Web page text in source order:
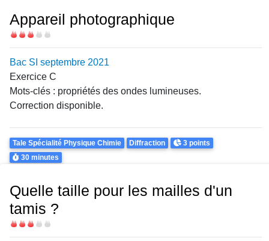
Appareil photographique
Difficulté
Bac SI septembre 2021
Exercice C
Mots-clés : propriétés des ondes lumineuses.
Correction disponible.
Theme
Tale Spécialité Physique Chimie Diffraction Points
3 points
Durée
30 minutes
Quelle taille pour les mailles d'un
tamis ?
Difficulté